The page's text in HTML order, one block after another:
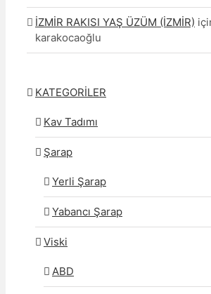
İZMİR RAKISI YAŞ ÜZÜM (İZMİR)
karakocaoğlu
KATEGORİLER
Kav Tadımı
Şarap
Yerli Şarap
Yabancı Şarap
Viski
ABD